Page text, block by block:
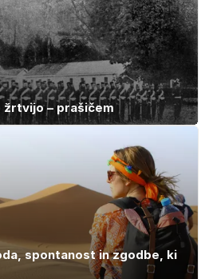
– prašičem
spontanost in zgodbe, ki